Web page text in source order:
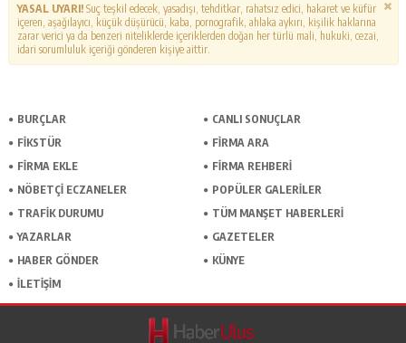
YASAL UYARI!Suç teşkil edecek, yasadışı, tehditkar, rahatsız edici, hakaret ve küfür
içeren, aşağılayıcı, küçük düşürücü, kaba, pornografik, ahlaka aykırı, kişilik haklarına
zarar verici ya da benzeri niteliklerde içeriklerden doğan her türlü mali, hukuki, cezai,
idari sorumluluk içeriği gönderen kişiye aittir.
BURÇLAR
CANLI SONUÇLAR
FİKSTÜR
FİRMA ARA
FİRMA EKLE
FİRMA REHBERİ
NÖBETÇİ ECZANELER
POPÜLER GALERİLER
TRAFİK DURUMU
TÜM MANŞET HABERLERİ
YAZARLAR
GAZETELER
HABER GÖNDER
KÜNYE
İLETİŞİM